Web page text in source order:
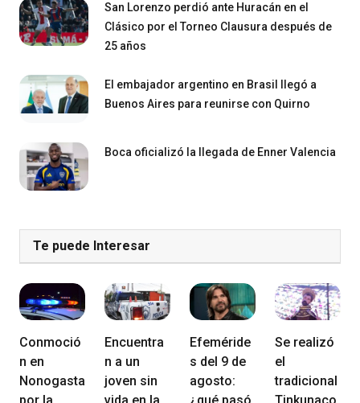
San Lorenzo perdió ante Huracán en el
Clásico por el Torneo Clausura después de
25 años
El embajador argentino en Brasil llegó a
Buenos Aires para reunirse con Quirno
Boca oficializó la llegada de Enner Valencia
Te puede Interesar
Conmoció
n en
Nonogasta
por la
Encuentra
n a un
joven sin
vida en la
Efeméride
s del 9 de
agosto:
¿qué pasó
Se realizó
el
tradicional
Tinkunaco